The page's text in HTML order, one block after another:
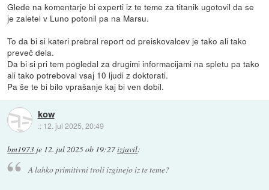
Glede na komentarje bi experti iz te teme za titanik ugotovil da se
je zaletel v Luno potonil pa na Marsu.
To da bi si kateri prebral report od preiskovalcev je tako ali tako
preveč dela.
Da bi si pri tem pogledal za drugimi informacijami na spletu pa tako
ali tako potreboval vsaj 10 ljudi z doktorati.
Pa še te bi bilo vprašanje kaj bi ven dobil.
kow
:: 12. jul 2025, 20:49
bm1973 je 12. jul 2025 ob 19:27izjavil:
A lahko primitivni troli izginejo iz te teme?